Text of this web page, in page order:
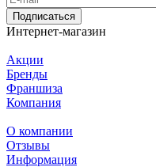
Подписаться
Интернет-магазин
Акции
Бренды
Франшиза
Компания
О компании
Отзывы
Информация